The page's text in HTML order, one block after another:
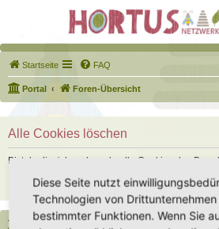
Startseite FAQ
Portal Foren-Übersicht
Alle Cookies löschen
Bist du dir sicher, dass du alle Cookies des
Diese Seite nutzt
Technologien von
bestimmter Funktionen. Wenn Sie